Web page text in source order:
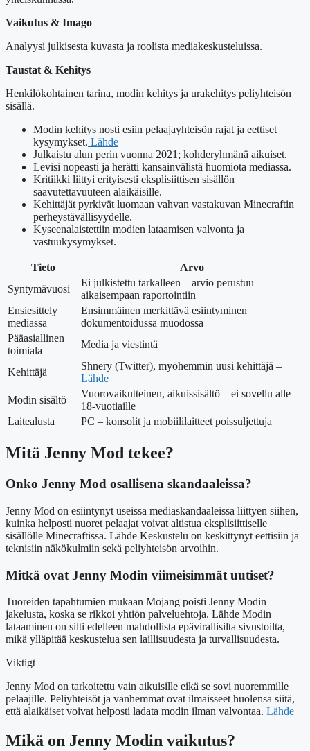
Vaikutus & Imago
Analyysi julkisesta kuvasta ja roolista mediakeskusteluissa.
Taustat & Kehitys
Henkilökohtainen tarina, modin kehitys ja urakehitys peliyhteisön
sisällä.
Modin kehitys nosti esiin pelaajayhteisön rajat ja eettiset
kysymykset. Lähde
Julkaistu alun perin vuonna 2021; kohderyhmänä aikuiset.
Levisi nopeasti ja herätti kansainvälistä huomiota mediassa.
Kritiikki liittyi erityisesti eksplisiittisen sisällön
saavutettavuuteen alaikäisille.
Kehittäjät pyrkivät luomaan vahvan vastakuvan Minecraftin
perheystävällisyydelle.
Kyseenalaistettiin modien lataamisen valvonta ja
vastuukysymykset.
Tieto
Arvo
Syntymävuosi
Ei julkistettu tarkalleen – arvio perustuu
aikaisempaan raportointiin
Ensiesittely
mediassa
Ensimmäinen merkittävä esiintyminen
dokumentoidussa muodossa
Pääasiallinen
toimiala
Media ja viestintä
Kehittäjä
Shnery (Twitter), myöhemmin uusi kehittäjä –
Lähde
Modin sisältö
Vuorovaikutteinen, aikuissisältö – ei sovellu alle
18-vuotiaille
Laitealusta
PC – konsolit ja mobiililaitteet poissuljettuja
Mitä Jenny Mod tekee?
Onko Jenny Mod osallisena skandaaleissa?
Jenny Mod on esiintynyt useissa mediaskandaaleissa liittyen siihen,
kuinka helposti nuoret pelaajat voivat altistua eksplisiittiselle
sisällölle Minecraftissa. Lähde Keskustelu on keskittynyt eettisiin ja
teknisiin näkökulmiin sekä peliyhteisön arvoihin.
Mitkä ovat Jenny Modin viimeisimmät uutiset?
Tuoreiden tapahtumien mukaan Mojang poisti Jenny Modin
jakelusta, koska se rikkoi yhtiön palveluehtoja. Lähde Modin
lataaminen on silti edelleen mahdollista epävirallisilta sivustoilta,
mikä ylläpitää keskustelua sen laillisuudesta ja turvallisuudesta.
Viktigt
Jenny Mod on tarkoitettu vain aikuisille eikä se sovi nuoremmille
pelaajille. Peliyhteisöt ja vanhemmat ovat ilmaisseet huolensa siitä,
että alaikäiset voivat helposti ladata modin ilman valvontaa. Lähde
Mikä on Jenny Modin vaikutus?